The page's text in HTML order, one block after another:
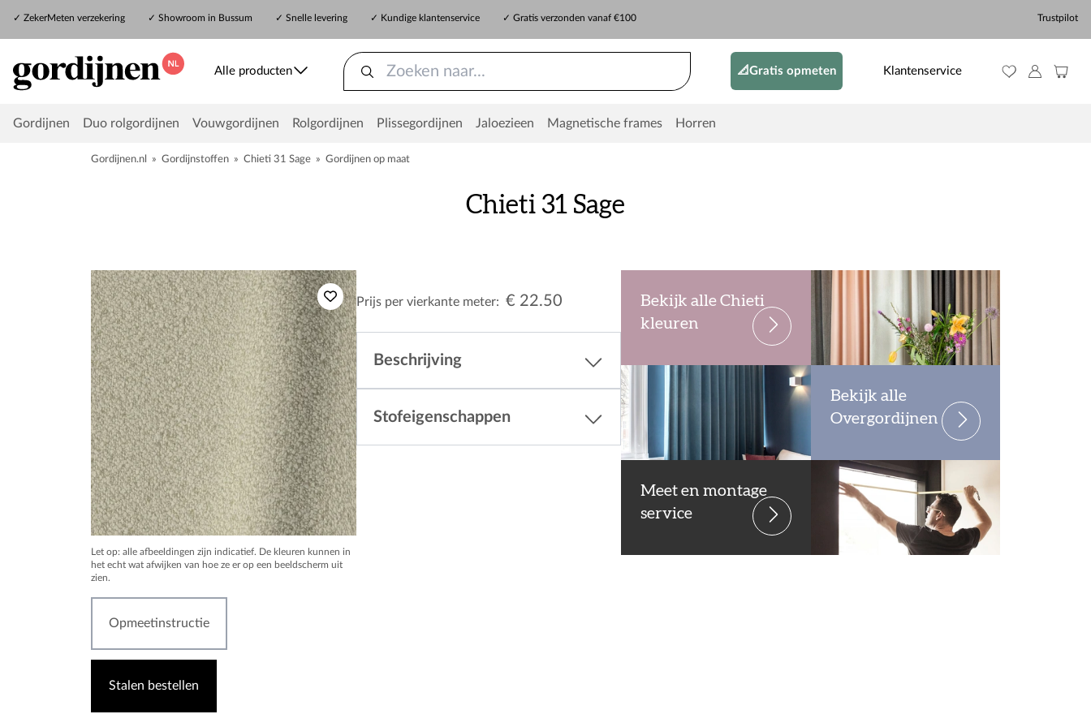
✓ ZekerMeten verzekering ✓ Showroom in Bussum ✓ Snelle levering ✓ Kundige klantenservice ✓ Gratis verzonden vanaf €100 Trustpilot
Alle producten 📐Gratis opmeten Klantenservice
Gordijnen Duo rolgordijnen Vouwgordijnen Rolgordijnen Plissegordijnen Jaloezieen Magnetische frames Horren
Gordijnen.nl » Gordijnstoffen » Chieti 31 Sage » Gordijnen op maat
Chieti 31 Sage
Let op: alle afbeeldingen zijn indicatief. De kleuren kunnen in
het echt wat afwijken van hoe ze er op een beeldscherm uit
zien.
Opmeetinstructie
Stalen bestellen
Prijs per vierkante meter: € 22.50
Beschrijving
Stofeigenschappen
Bekijk alle Chieti
kleuren
Bekijk alle
Overgordijnen
Meet en montage
service